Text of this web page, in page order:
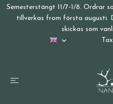
Semesterstängt 11/7-1/8. Ordrar
tillverkas from första augusti.
skickas som